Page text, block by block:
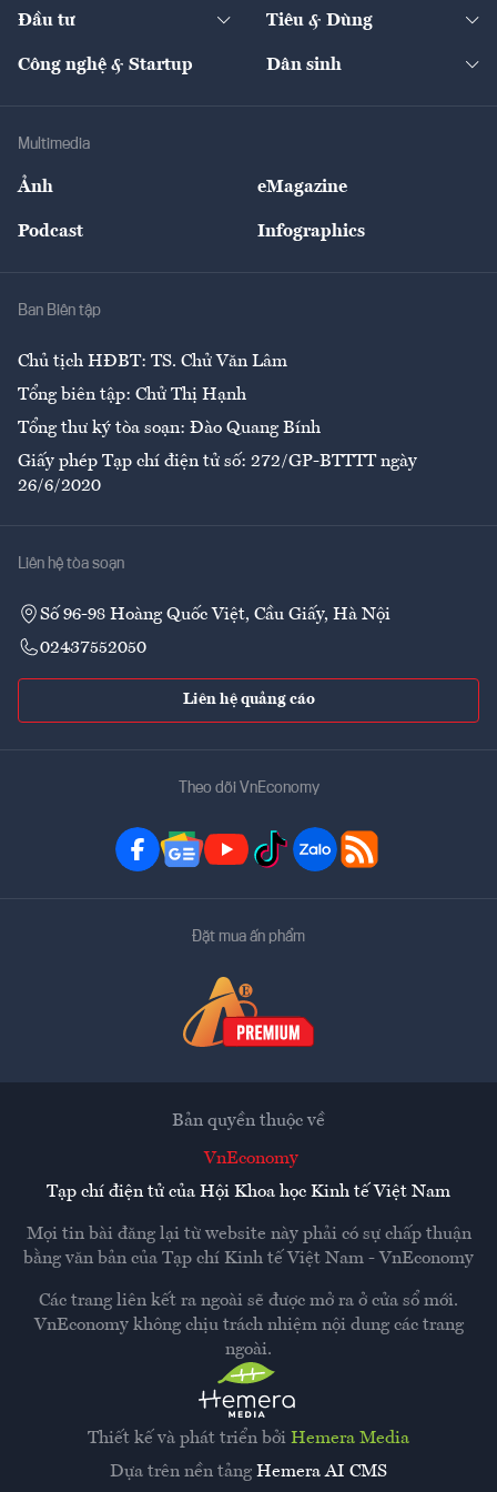
Quản trị số
Tư vấn
Thị trường
Nông sản
The Guide
Đầu tư Tiêu & Dùng
Giải trí
Công nghệ & Startup Dân sinh
Multimedia
Ảnh eMagazine
Podcast Infographics
Ban Biên tập
Chủ tịch HĐBT: TS. Chử Văn Lâm
Tổng biên tập: Chử Thị Hạnh
Tổng thư ký tòa soạn: Đào Quang Bính
Giấy phép Tạp chí điện tử số: 272/GP-BTTTT ngày
26/6/2020
Liên hệ tòa soạn
Số 96-98 Hoàng Quốc Việt, Cầu Giấy, Hà Nội
02437552050
Liên hệ quảng cáo
Theo dõi VnEconomy
Đặt mua ấn phẩm
Thiết kế và phát triển bởi Hemera Media
Dựa trên nền tảng Hemera AI CMS
Bản quyền thuộc về
VnEconomy
Tạp chí điện tử của Hội Khoa học Kinh tế Việt Nam
Mọi tin bài đăng lại từ website này phải có sự chấp thuận
bằng văn bản của Tạp chí Kinh tế Việt Nam - VnEconomy
Các trang liên kết ra ngoài sẽ được mở ra ở cửa sổ mới.
VnEconomy không chịu trách nhiệm nội dung các trang
ngoài.